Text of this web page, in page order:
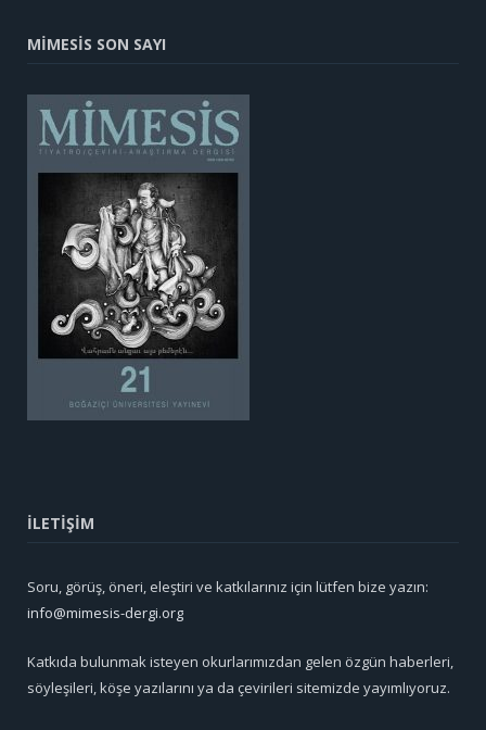
MİMESİS SON SAYI
İLETİŞİM
Soru, görüş, öneri, eleştiri ve katkılarınız için lütfen bize yazın:
info@mimesis-dergi.org
Katkıda bulunmak isteyen okurlarımızdan gelen özgün haberleri,
söyleşileri, köşe yazılarını ya da çevirileri sitemizde yayımlıyoruz.